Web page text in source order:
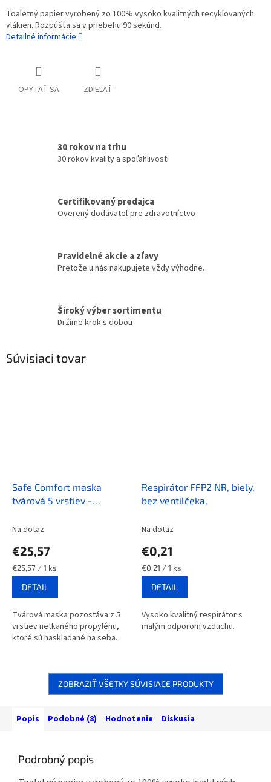
Toaletný papier vyrobený zo 100% vysoko kvalitných recyklovaných
vlákien. Rozpúšťa sa v priebehu 90 sekúnd.
Detailné informácie
OPÝTAŤ SA ZDIEĽAŤ
30 rokov na trhu
30 rokov kvality a spoľahlivosti
Certifikovaný predajca
Overený dodávateľ pre zdravotníctvo
Pravidelné akcie a zľavy
Pretože u nás nakupujete vždy výhodne.
Široký výber sortimentu
Držíme krok s dobou
Súvisiaci tovar
Safe Comfort maska
tvárová 5 vrstiev -
Na dotaz
€25,57
Jednotková
cena:
€25,57 / 1 ks
DETAIL
Tvárová maska pozostáva z 5
vrstiev netkaného propylénu,
ktoré sú naskladané na seba.
Respirátor FFP2 NR, biely,
bez ventilčeka,
Na dotaz
€0,21
Jednotková
cena:
€0,21 / 1 ks
DETAIL
Vysoko kvalitný respirátor s
malým odporom vzduchu.
ZOBRAZIŤ VŠETKY SÚVISIACE PRODUKTY
Popis Podobné (8) Hodnotenie Diskusia
Podrobný popis